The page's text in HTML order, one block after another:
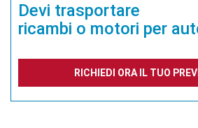
Devi trasportare
ricambi o motori per
RICHIEDI ORA IL TUO